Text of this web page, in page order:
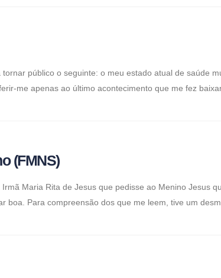
público o seguinte: o meu estado atual de saúde
me apenas ao último acontecimento que me fez
(FMNS)
Maria Rita de Jesus que pedisse ao Menino Jesus
boa. Para compreensão dos que me leem, tive um